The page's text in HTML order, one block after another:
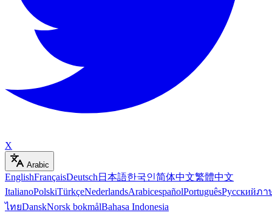
X
Arabic
EnglishFrançaisDeutsch 日本語한국인简体中文繁體中文
ItalianoPolskiTürkçeNederlandsArabicespañolPortuguêsРусскийภา
ไทยDanskNorsk bokmålBahasa Indonesia